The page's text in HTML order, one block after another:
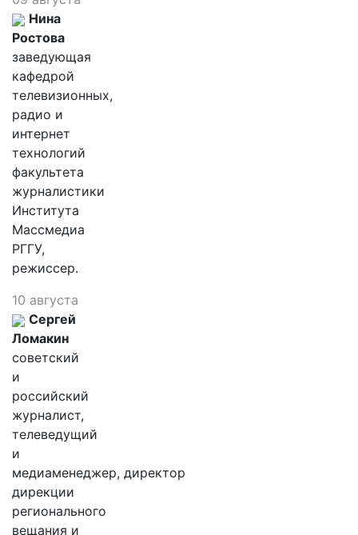
Нина
Ростова
заведующая
кафедрой
телевизионных,
радио и
интернет
технологий
факультета
журналистики
Института
Массмедиа
РГГУ,
режиссер.
10 августа
Сергей
Ломакин
советский
и
российский
журналист,
телеведущий
и
медиаменеджер, директор
дирекции
регионального
вещания и